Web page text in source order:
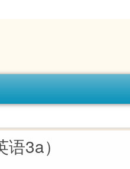
3a）